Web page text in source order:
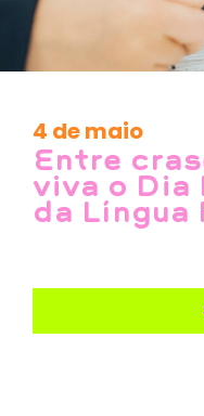
4 de maio
Entre
viva o
da Língua